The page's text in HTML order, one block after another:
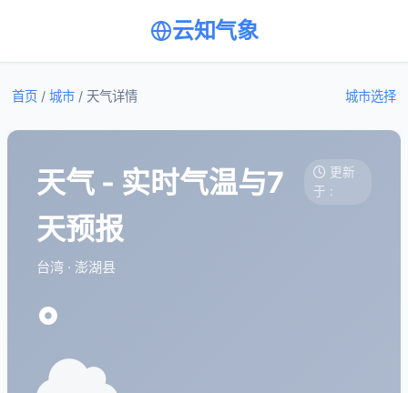
云知气象
城市选择
首页 / 城市 / 天气详情
天气 - 实时气温与7
天预报
台湾 · 澎湖县
更新
于 :
°